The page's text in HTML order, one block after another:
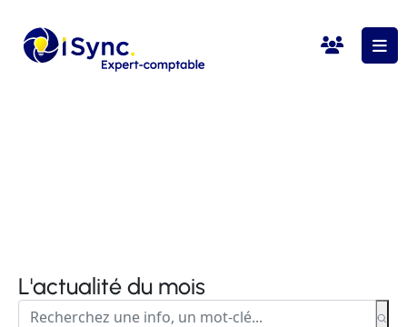
L'actualité du mois